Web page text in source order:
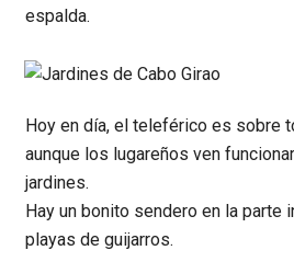
espalda.
Hoy en día, el teleférico es sobre
aunque los lugareños ven
jardines.
Hay un bonito sendero en la parte
playas de guijarros.